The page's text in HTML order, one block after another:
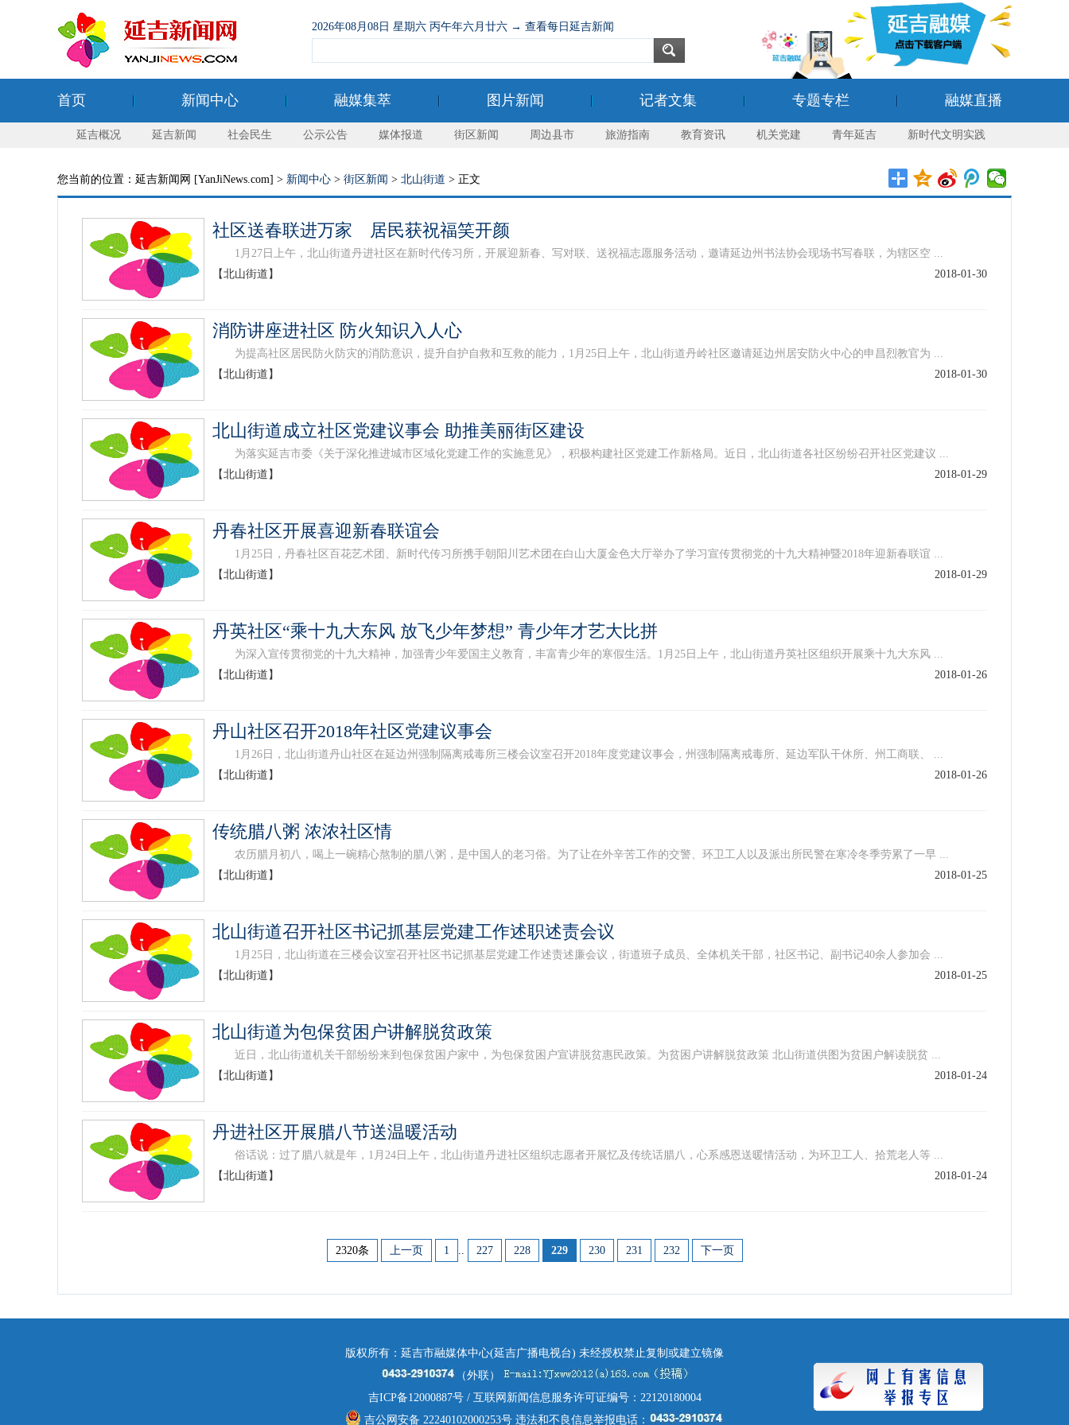
2026年08月08日 星期六 丙午年六月廿六 → 查看每日延吉新闻
首页 新闻中心 融媒集萃 图片新闻 记者文集 专题专栏 融媒直播
延吉概况 延吉新闻 社会民生 公示公告 媒体报道 街区新闻 周边县市 旅游指南 教育资讯 机关党建 青年延吉 新时代文明实践
您当前的位置：延吉新闻网 [YanJiNews.com] > 新闻中心 > 街区新闻 > 北山街道 > 正文
社区送春联进万家 居民获祝福笑开颜
1月27日上午，北山街道丹进社区在新时代传习所，开展迎新春、写对联、送祝福志愿服务活动，邀请延边州书法协会现场书写春联，为辖区空 ...
2018-01-30
【北山街道】
消防讲座进社区 防火知识入人心
为提高社区居民防火防灾的消防意识，提升自护自救和互救的能力，1月25日上午，北山街道丹岭社区邀请延边州居安防火中心的申昌烈教官为 ...
2018-01-30
【北山街道】
北山街道成立社区党建议事会 助推美丽街区建设
为落实延吉市委《关于深化推进城市区域化党建工作的实施意见》，积极构建社区党建工作新格局。近日，北山街道各社区纷纷召开社区党建议 ...
2018-01-29
【北山街道】
丹春社区开展喜迎新春联谊会
1月25日，丹春社区百花艺术团、新时代传习所携手朝阳川艺术团在白山大厦金色大厅举办了学习宣传贯彻党的十九大精神暨2018年迎新春联谊 ...
2018-01-29
【北山街道】
丹英社区“乘十九大东风 放飞少年梦想” 青少年才艺大比拼
为深入宣传贯彻党的十九大精神，加强青少年爱国主义教育，丰富青少年的寒假生活。1月25日上午，北山街道丹英社区组织开展乘十九大东风 ...
2018-01-26
【北山街道】
丹山社区召开2018年社区党建议事会
1月26日，北山街道丹山社区在延边州强制隔离戒毒所三楼会议室召开2018年度党建议事会，州强制隔离戒毒所、延边军队干休所、州工商联、 ...
2018-01-26
【北山街道】
传统腊八粥 浓浓社区情
农历腊月初八，喝上一碗精心熬制的腊八粥，是中国人的老习俗。为了让在外辛苦工作的交警、环卫工人以及派出所民警在寒冷冬季劳累了一早 ...
2018-01-25
【北山街道】
北山街道召开社区书记抓基层党建工作述职述责会议
1月25日，北山街道在三楼会议室召开社区书记抓基层党建工作述责述廉会议，街道班子成员、全体机关干部，社区书记、副书记40余人参加会 ...
2018-01-25
【北山街道】
北山街道为包保贫困户讲解脱贫政策
近日，北山街道机关干部纷纷来到包保贫困户家中，为包保贫困户宣讲脱贫惠民政策。为贫困户讲解脱贫政策 北山街道供图为贫困户解读脱贫 ...
2018-01-24
【北山街道】
丹进社区开展腊八节送温暖活动
俗话说：过了腊八就是年，1月24日上午，北山街道丹进社区组织志愿者开展忆及传统话腊八，心系感恩送暖情活动，为环卫工人、拾荒老人等 ...
2018-01-24
【北山街道】
2320条 上一页 1 .. 227 228 229 230 231 232 下一页
版权所有：延吉市融媒体中心(延吉广播电视台) 未经授权禁止复制或建立镜像
（外联）
吉ICP备12000887号/ 互联网新闻信息服务许可证编号：22120180004
吉公网安备 22240102000253号 违法和不良信息举报电话：